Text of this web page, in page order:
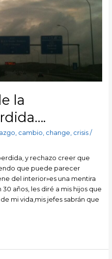
la
, cambio, change, crisis/
y rechazo creer que
que puede parecer
del interior»es una mentira
años, les diré a mis hijos que
mi vida,mis jefes sabrán que